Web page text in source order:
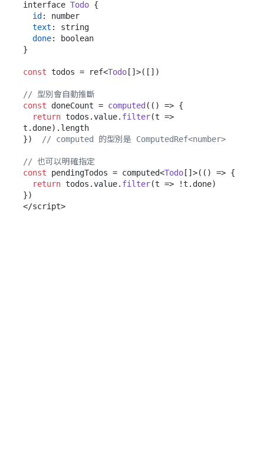
interface Todo {
id : number
text : string
done: boolean
}
const todos = ref<Todo []>([])
// 型別會自動推斷
const doneCount = computed ( () => {
return todos.value. filter(t =>
t. done). length
}) // computed 的型別是 ComputedRef<number>
// 也可以明確指定
const pendingTodos = computed<Todo []>( () => {
return todos.value. filter(t => !t. done)
})